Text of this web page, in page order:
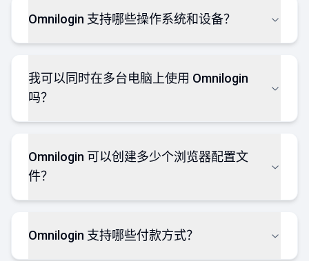
Omnilogin 支持哪些操作系统和设备？
我可以同时在多台电脑上使用 Omnilogin
吗？
Omnilogin 可以创建多少个浏览器配置文
件？
Omnilogin 支持哪些付款方式？